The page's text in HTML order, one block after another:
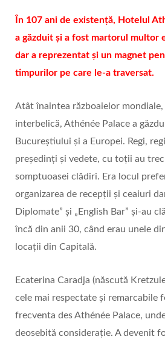
În 107 ani de existență, Hotelul
a găzduit și a fost martorul multor
dar a reprezentat și un magnet
timpurilor pe care le-a traversat.
Atât înaintea războaielor
interbelică, Athénée Palace a
Bucureștiului și a Europei. Regi,
președinți și vedete, cu toții au
somptuoasei clădiri. Era locul
organizarea de recepții și ceaiuri
Diplomate” și „English Bar” și-au
încă din anii 30, când erau unele
locații din Capitală.
Ecaterina Caradja (născută
cele mai respectate și remarcabile
frecventa des Athénée Palace,
deosebită considerație. A devenit